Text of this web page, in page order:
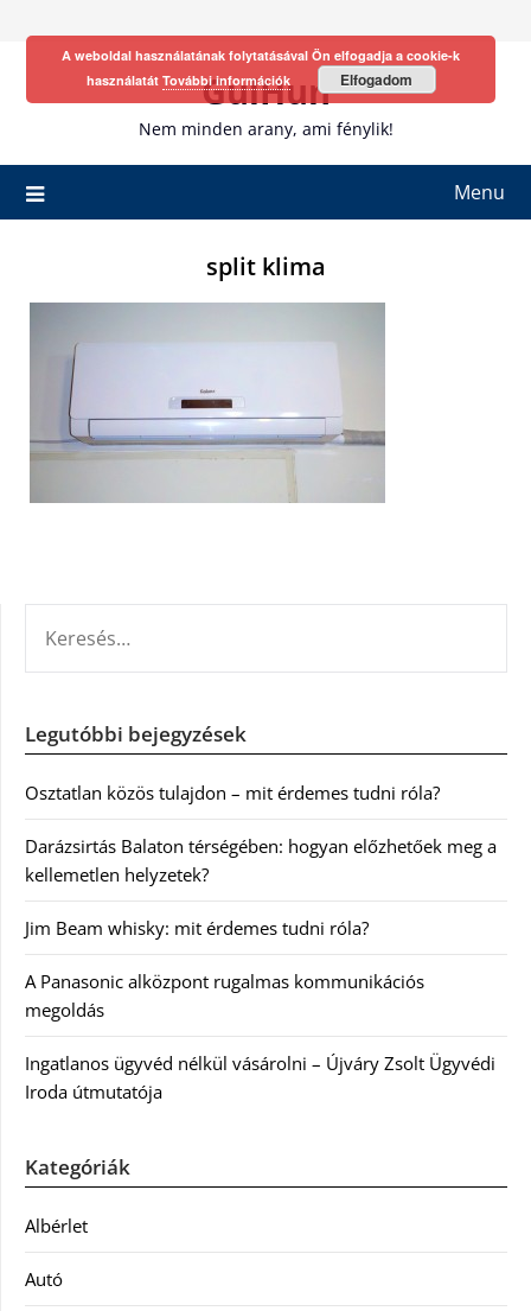
GulHun
Nem minden arany, ami fénylik!
Menu
split klima
Legutóbbi bejegyzések
Osztatlan közös tulajdon – mit érdemes tudni róla?
Darázsirtás Balaton térségében: hogyan előzhetőek meg a
kellemetlen helyzetek?
Jim Beam whisky: mit érdemes tudni róla?
A Panasonic alközpont rugalmas kommunikációs
megoldás
Ingatlanos ügyvéd nélkül vásárolni – Újváry Zsolt Ügyvédi
Iroda útmutatója
Kategóriák
Albérlet
Autó
A weboldal használatának folytatásával Ön elfogadja a cookie-k
használatát További információk Elfogadom